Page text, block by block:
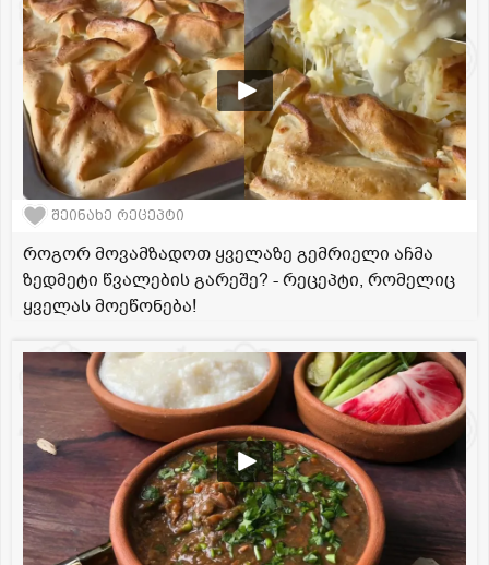
შეინახე რეცეპტი
როგორ მოვამზადოთ ყველაზე გემრიელი აჩმა
ზედმეტი წვალების გარეშე? - რეცეპტი, რომელიც
ყველას მოეწონება!